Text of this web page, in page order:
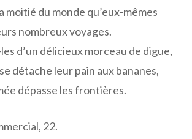
moitié du monde qu’eux-mêmes
nombreux voyages.
d’un délicieux morceau de digue,
détache leur pain aux bananes,
dépasse les frontières.
22.